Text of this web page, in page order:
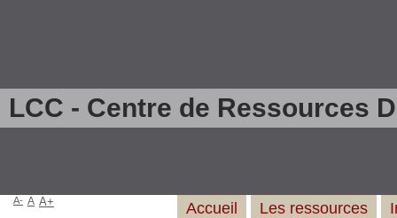
LCC - Centre de Ressources
Accueil Les ressources
A- A A+